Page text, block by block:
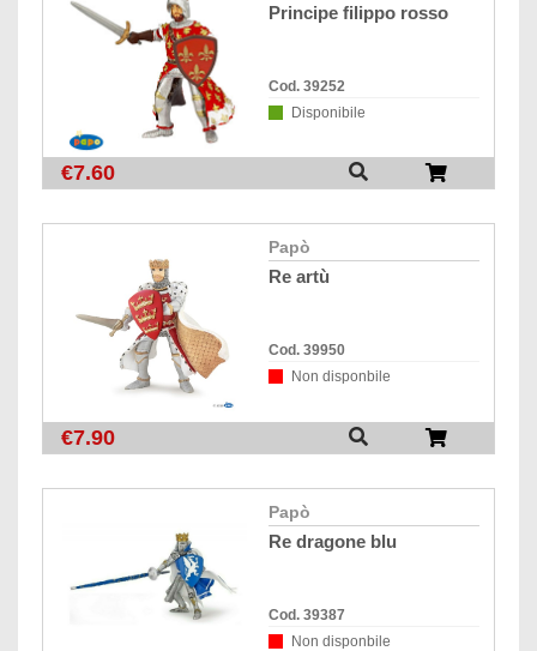
principe filippo rosso
Cod. 39252
Disponibile
€7.60
papò
re artù
Cod. 39950
Non disponbile
€7.90
papò
re dragone blu
Cod. 39387
Non disponbile